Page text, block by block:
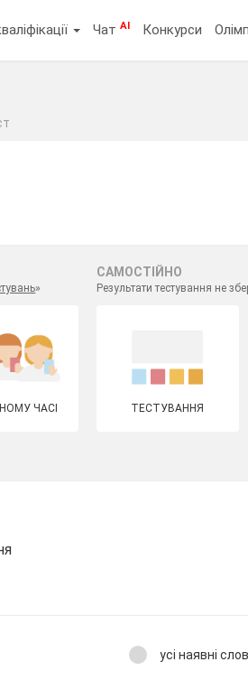
ЧатAI Конкурси
»
САМОСТІЙНО
Результати тестування не
ЧАСІ ТЕСТУВАННЯ
усі наявні